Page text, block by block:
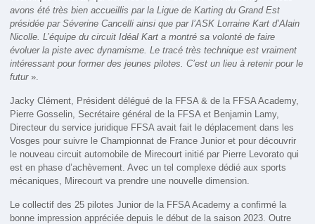
avons été très bien accueillis par la Ligue de Karting du Grand Est
présidée par Séverine Cancelli ainsi que par l’ASK Lorraine Kart d’Alain
Nicolle. L’équipe du circuit Idéal Kart a montré sa volonté de faire
évoluer la piste avec dynamisme. Le tracé très technique est vraiment
intéressant pour former des jeunes pilotes. C’est un lieu à retenir pour le
futur».
Jacky Clément, Président délégué de la FFSA & de la FFSA Academy,
Pierre Gosselin, Secrétaire général de la FFSA et Benjamin Lamy,
Directeur du service juridique FFSA avait fait le déplacement dans les
Vosges pour suivre le Championnat de France Junior et pour découvrir
le nouveau circuit automobile de Mirecourt initié par Pierre Levorato qui
est en phase d’achèvement. Avec un tel complexe dédié aux sports
mécaniques, Mirecourt va prendre une nouvelle dimension.
Le collectif des 25 pilotes Junior de la FFSA Academy a confirmé la
bonne impression appréciée depuis le début de la saison 2023. Outre